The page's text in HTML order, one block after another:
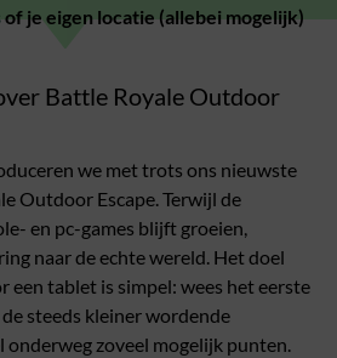
of je eigen locatie (allebei mogelijk)
Battle Royale Outdoor
we met trots ons nieuwste
Outdoor Escape. Terwijl de
en pc-games blijft groeien,
naar de echte wereld. Het doel
een tablet is simpel: wees het eerste
steeds kleiner wordende
onderweg zoveel mogelijk punten.